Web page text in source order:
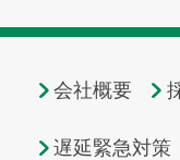
会社概要
遅延緊急対策